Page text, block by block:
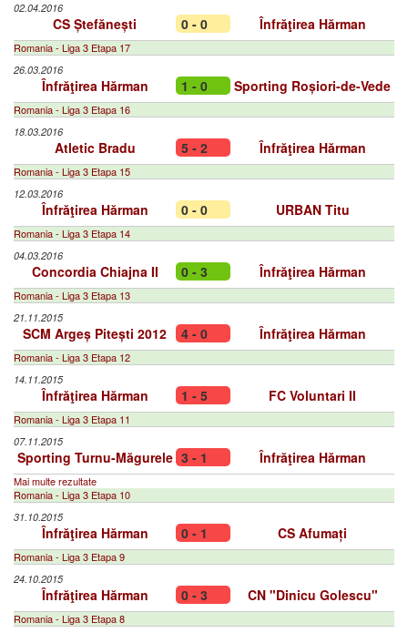
02.04.2016
CS Ștefănești 0 - 0 Înfrăţirea Hărman
Romania - Liga 3 Etapa 17
26.03.2016
Înfrăţirea Hărman 1 - 0 Sporting Roșiori-de-Vede
Romania - Liga 3 Etapa 16
18.03.2016
Atletic Bradu 5 - 2 Înfrăţirea Hărman
Romania - Liga 3 Etapa 15
12.03.2016
Înfrăţirea Hărman 0 - 0 URBAN Titu
Romania - Liga 3 Etapa 14
04.03.2016
Concordia Chiajna II 0 - 3 Înfrăţirea Hărman
Romania - Liga 3 Etapa 13
21.11.2015
SCM Argeș Pitești 2012 4 - 0 Înfrăţirea Hărman
Romania - Liga 3 Etapa 12
14.11.2015
Înfrăţirea Hărman 1 - 5 FC Voluntari II
Romania - Liga 3 Etapa 11
07.11.2015
Sporting Turnu-Măgurele 3 - 1 Înfrăţirea Hărman
Mai multe rezultate
Romania - Liga 3 Etapa 10
31.10.2015
Înfrăţirea Hărman 0 - 1 CS Afumați
Romania - Liga 3 Etapa 9
24.10.2015
Înfrăţirea Hărman 0 - 3 CN "Dinicu Golescu"
Romania - Liga 3 Etapa 8